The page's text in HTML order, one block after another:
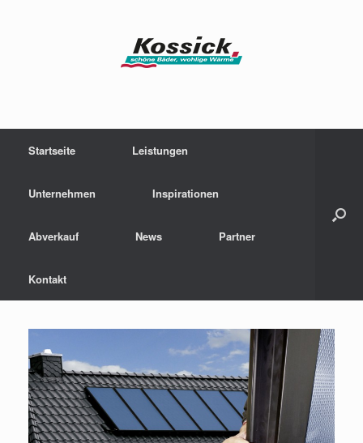
Startseite Leistungen
Unternehmen Inspirationen
Abverkauf News Partner
Kontakt